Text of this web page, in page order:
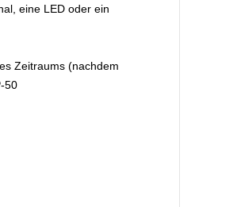
eine LED oder ein
Zeitraums (nachdem
50